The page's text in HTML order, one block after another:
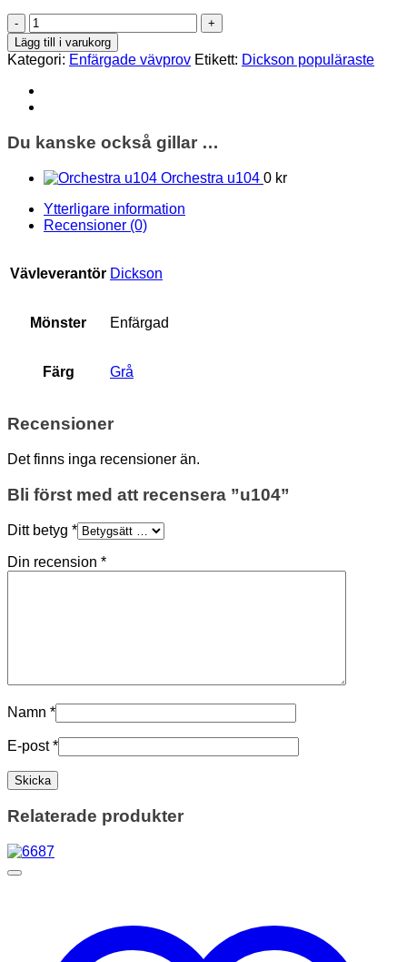
u104
mängd
Lägg till i varukorg
Kategori: Enfärgade vävprov Etikett: Dickson populäraste
Du kanske också gillar …
Orchestra u104 0 kr
Ytterligare information
Recensioner (0)
Vävleverantör Dickson
Mönster Enfärgad
Färg Grå
Recensioner
Det finns inga recensioner än.
Bli först med att recensera ”u104”
Ditt betyg *
Din recension *
Namn *
E-post*
Relaterade produkter